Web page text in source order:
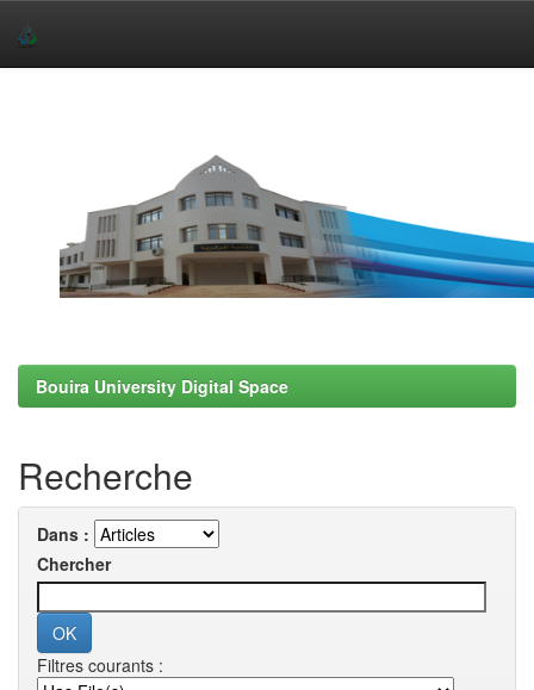
Bouira University Digital Space
Recherche
Dans :
Chercher
Filtres courants :